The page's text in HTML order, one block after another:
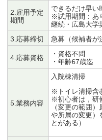
2.雇用予定
期間
できるだけ早い
※試用期間：あ
継続・広島大学
3.応募締切
急募（候補者が
4.応募資格
・資格不問
・年齢67歳迄
5.業務内容
入院棟清
※トイレ清掃含
※初心者は，研
（変更の範囲
や所属の変更）
とがある）